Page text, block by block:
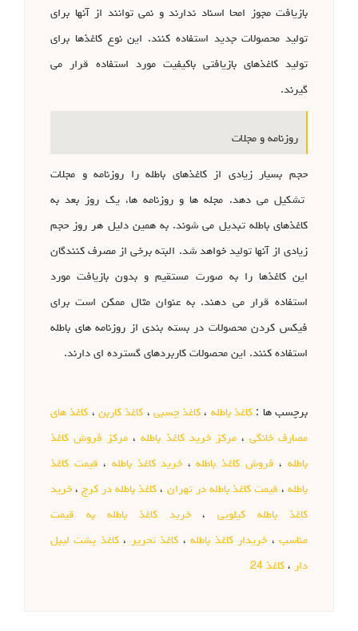
بازیافت مجوز امحا اسناد ندارند و نمی توانند از آنها برای
تولید محصولات جدید استفاده کنند. این نوع کاغذها برای
تولید کاغذهای بازیافتی باکیفیت مورد استفاده قرار می
گیرند.
روزنامه و مجلات
حجم بسیار زیادی از کاغذهای باطله را روزنامه و مجلات
تشکیل می دهد. مجله ها و روزنامه ها، یک روز بعد به
کاغذهای باطله تبدیل می شوند. به همین دلیل هر روز حجم
زیادی از آنها تولید خواهد شد. البته برخی از مصرف کنندگان
این کاغذها را به صورت مستقیم و بدون بازیافت مورد
استفاده قرار می دهند. به عنوان مثال ممکن است برای
فیکس کردن محصولات در بسته بندی از روزنامه های باطله
استفاده کنند. این محصولات کاربردهای گسترده ای دارند.
برچسب ها : کاغذ باطله ، کاغذ چسبی ، کاغذ کاربن ، کاغذ های
مصارف خانگی ،مرکز خرید کاغذ باطله، مرکز فروش کاغذ
باطله، فروش کاغذ باطله، خرید کاغذ باطله ، قیمت کاغذ
باطله، قیمت کاغذ باطله در تهران ، کاغذ باطله در کرج، خرید
کاغذ باطله کیلویی،خرید کاغذ باطله به قیمت
مناسب، خریدار کاغذ باطله، کاغذ تحریر ،کاغذ پشت لیبل
دار ، کاغذ 24